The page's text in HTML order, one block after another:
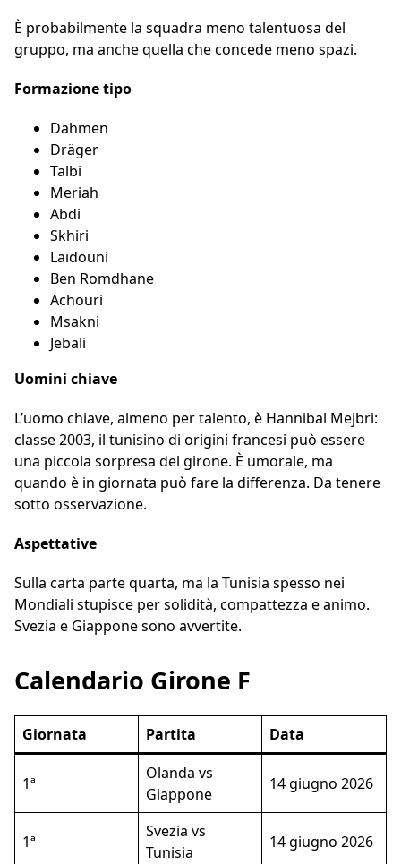
È probabilmente la squadra meno talentuosa del
gruppo, ma anche quella che concede meno spazi.
Formazione tipo
Dahmen
Dräger
Talbi
Meriah
Abdi
Skhiri
Laïdouni
Ben Romdhane
Achouri
Msakni
Jebali
Uomini chiave
L’uomo chiave, almeno per talento, è Hannibal Mejbri:
classe 2003, il tunisino di origini francesi può essere
una piccola sorpresa del girone. È umorale, ma
quando è in giornata può fare la differenza. Da tenere
sotto osservazione.
Aspettative
Sulla carta parte quarta, ma la Tunisia spesso nei
Mondiali stupisce per solidità, compattezza e animo.
Svezia e Giappone sono avvertite.
Calendario Girone F
Giornata Partita Data
1ª
Olanda vs
Giappone
14 giugno 2026
1ª
Svezia vs
Tunisia
14 giugno 2026